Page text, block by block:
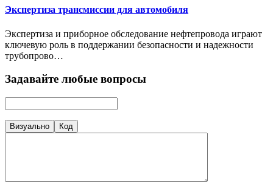
Экспертиза трансмиссии для автомобиля
Экспертиза и приборное обследование нефтепровода играют
ключевую роль в поддержании безопасности и надежности
трубопрово…
Задавайте любые вопросы
Визуально Код